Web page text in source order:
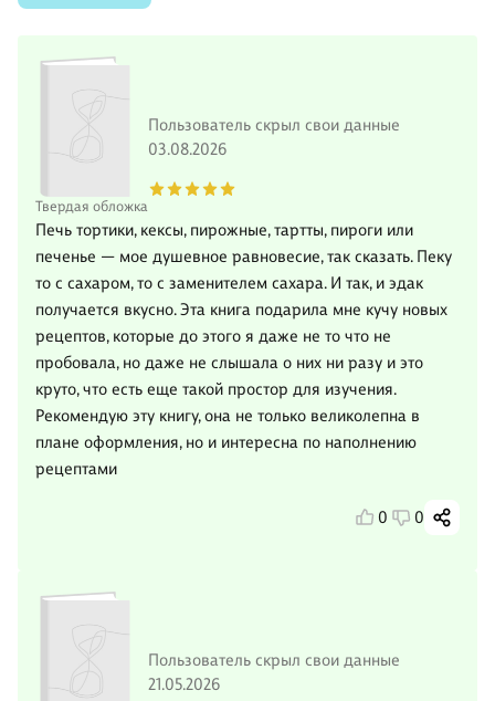
Твердая обложка
Пользователь скрыл свои данные
03.08.2026
Печь тортики, кексы, пирожные, тартты, пироги или
печенье — мое душевное равновесие, так сказать. Пеку
то с сахаром, то с заменителем сахара. И так, и эдак
получается вкусно. Эта книга подарила мне кучу новых
рецептов, которые до этого я даже не то что не
пробовала, но даже не слышала о них ни разу и это
круто, что есть еще такой простор для изучения.
Рекомендую эту книгу, она не только великолепна в
плане оформления, но и интересна по наполнению
рецептами
0 0
Пользователь скрыл свои данные
21.05.2026